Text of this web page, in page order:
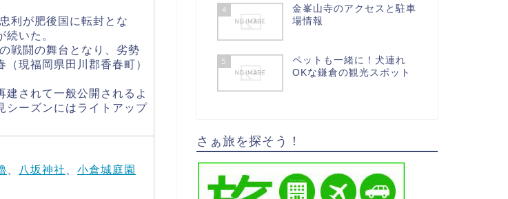
利が肥後国に転封とな
いた。
戦闘の舞台となり、劣勢
現福岡県田川郡香春町）
建されて一般公開されるよ
シーズンにはライトアップ
八坂神社 小倉城庭園
4
金峯山寺のアクセスと駐車
場情報
5
ペットも一緒に！犬連れ
OKな鎌倉の観光スポット
さぁ旅を探そう！